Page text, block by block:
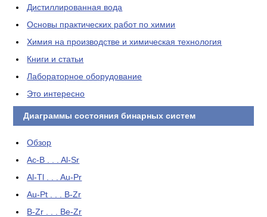
Дистиллированная вода
Основы практических работ по химии
Химия на производстве и химическая технология
Книги и статьи
Лабораторное оборудование
Это интересно
Диаграммы состояния бинарных систем
Обзор
Ac-B . . . Al-Sr
Al-Tl . . . Au-Pr
Au-Pt . . . B-Zr
B-Zr . . . Be-Zr